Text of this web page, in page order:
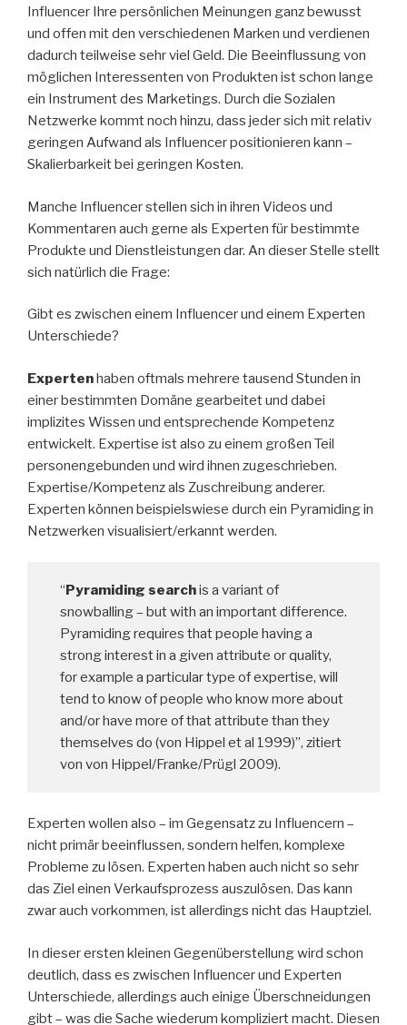
Influencer Ihre persönlichen Meinungen ganz bewusst
und offen mit den verschiedenen Marken und verdienen
dadurch teilweise sehr viel Geld. Die Beeinflussung von
möglichen Interessenten von Produkten ist schon lange
ein Instrument des Marketings. Durch die Sozialen
Netzwerke kommt noch hinzu, dass jeder sich mit relativ
geringen Aufwand als Influencer positionieren kann –
Skalierbarkeit bei geringen Kosten.
Manche Influencer stellen sich in ihren Videos und
Kommentaren auch gerne als Experten für bestimmte
Produkte und Dienstleistungen dar. An dieser Stelle stellt
sich natürlich die Frage:
Gibt es zwischen einem Influencer und einem Experten
Unterschiede?
Expertenhaben oftmals mehrere tausend Stunden in
einer bestimmten Domäne gearbeitet und dabei
implizites Wissen und entsprechende Kompetenz
entwickelt. Expertise ist also zu einem großen Teil
personengebunden und wird ihnen zugeschrieben.
Expertise/Kompetenz als Zuschreibung anderer.
Experten können beispielswiese durch ein Pyramiding in
Netzwerken visualisiert/erkannt werden.
“Pyramiding searchis a variant of
snowballing – but with an important difference.
Pyramiding requires that people having a
strong interest in a given attribute or quality,
for example a particular type of expertise, will
tend to know of people who know more about
and/or have more of that attribute than they
themselves do (von Hippel et al 1999)”, zitiert
von von Hippel/Franke/Prügl 2009).
Experten wollen also – im Gegensatz zu Influencern –
nicht primär beeinflussen, sondern helfen, komplexe
Probleme zu lösen. Experten haben auch nicht so sehr
das Ziel einen Verkaufsprozess auszulösen. Das kann
zwar auch vorkommen, ist allerdings nicht das Hauptziel.
In dieser ersten kleinen Gegenüberstellung wird schon
deutlich, dass es zwischen Influencer und Experten
Unterschiede, allerdings auch einige Überschneidungen
gibt – was die Sache wiederum kompliziert macht. Diesen